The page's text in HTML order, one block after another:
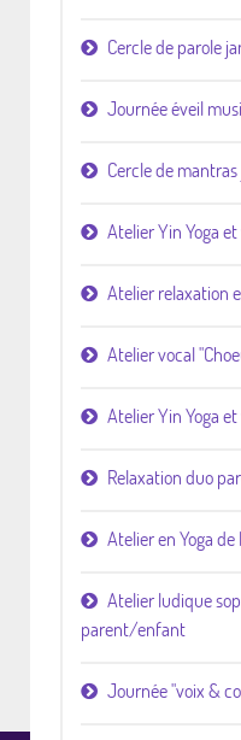
Cercle de parole
Journée éveil
Cercle de
Atelier Yin Yoga
Atelier relaxation
Atelier vocal
Atelier Yin Yoga
Relaxation duo
Atelier en Yoga de
Atelier ludique
parent/enfant
Journée "voix &